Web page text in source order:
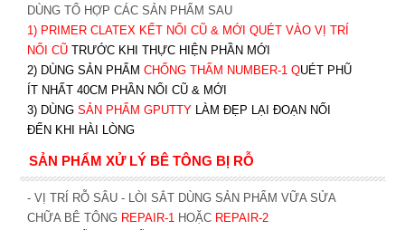
DÙNG TỔ HỢP CÁC SẢN PHẨM SAU
1) PRIMER CLATEX KẾT NỐI CŨ & MỚI QUÉT VÀO VỊ TRÍ
NỐI CŨ TRƯỚC KHI THỰC HIỆN PHẦN MỚI
2) DÙNG SẢN PHẨM CHỐNG THẤM NUMBER-1QUÉT PHŨ
ÍT NHẤT 40CM PHẦN NỐI CŨ & MỚI
3) DÙNG SẢN PHẨM GPUTTY LÀM ĐẸP LẠI ĐOẠN NỐI
ĐẾN KHI HÀI LÒNG
SẢN PHẨM XỬ LÝ BÊ TÔNG BỊ RỖ
- VỊ TRÍ RỖ SÂU - LÒI SẮT DÙNG SẢN PHẨM VỮA SỬA
CHỮA BÊ TÔNG REPAIR-1HOẶC REPAIR-2